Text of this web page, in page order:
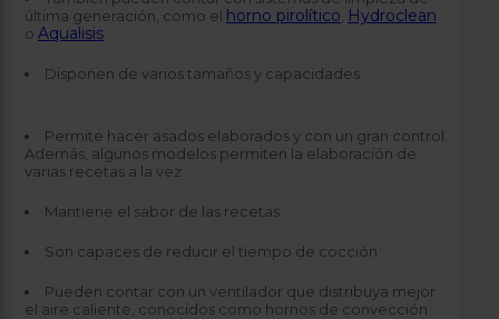
última generación, como el horno pirolítico Hydroclean
o Aqualisis
Disponen de varios tamaños y capacidades
Permite hacer asados elaborados y con un gran control.
Además, algunos modelos permiten la elaboración de
varias recetas a la vez
Mantiene el sabor de las recetas
Son capaces de reducir el tiempo de cocción
Pueden contar con un ventilador que distribuya mejor
el aire caliente, conocidos como hornos de convección